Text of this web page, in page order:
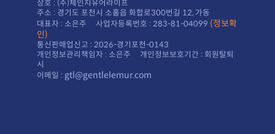
상호 : (주)체인지유어라이프
주소 : 경기도 포천시 소홀읍 화합로300번길 12, 가동
대표자 : 소은주 사업자등록번호 : 283-81-04099
인)
통신판매업신고 : 2026-경기포천-0143
시
이메일 : gtl@gentlelemur.com